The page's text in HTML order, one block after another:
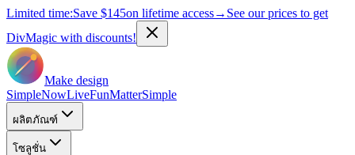
Limited time:Save $145on lifetime access→ See our prices to get
DivMagic with discounts!
Make design
SimpleNowLiveFunMatterSimple
ผลิตภัณฑ์
โซลูชั่น